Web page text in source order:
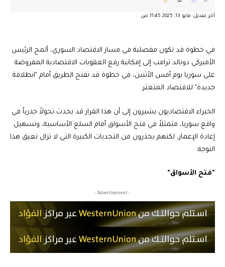
آخر تعديل: مايو 13, 2025 11:45 ص
في خطوة قد تكون مفصلية في مسار الاقتصاد السوري، ألمح الرئيس
الأميركي دونالد ترامب إلى إمكانية رفع العقوبات الاقتصادية المفروضة
على سوريا يوم أمس الأثنين، في خطوة قد تفتح الطريق أمام "انطلاقة
جديدة" للاقتصاد المتعثر.
الخبراء الاقتصاديون يشيرون إلى أن هذا القرار قد يحدث تحولاً جذرياً في
واقع سوريا، متمثلاً في فتح الأسواق أمام السلع الأساسية، وتسهيل
إعادة الإعمار، لكنهم يحذرون من التحديات الكبيرة التي لا تزال تعيق هذا
التوجه.
"فتح الأسواق"
- Advertisement -